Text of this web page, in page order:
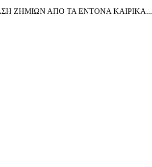
ΖΗΜΙΩΝ ΑΠΟ ΤΑ ΕΝΤΟΝΑ ΚΑΙΡΙΚΑ...